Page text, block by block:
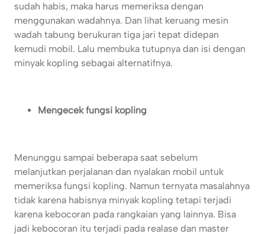
sudah habis, maka harus memeriksa dengan
menggunakan wadahnya. Dan lihat keruang mesin
wadah tabung berukuran tiga jari tepat didepan
kemudi mobil. Lalu membuka tutupnya dan isi dengan
minyak kopling sebagai alternatifnya.
Mengecek fungsi kopling
Menunggu sampai beberapa saat sebelum
melanjutkan perjalanan dan nyalakan mobil untuk
memeriksa fungsi kopling. Namun ternyata masalahnya
tidak karena habisnya minyak kopling tetapi terjadi
karena kebocoran pada rangkaian yang lainnya. Bisa
jadi kebocoran itu terjadi pada realase dan master